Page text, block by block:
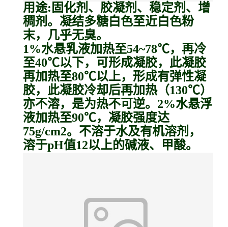
用途:固化剂、胶凝剂、稳定剂、增
稠剂。凝结多糖白色至近白色粉
末，几乎无臭。
1%水悬乳液加热至54~78℃，再冷
至40℃以下，可形成凝胶，此凝胶
再加热至80℃以上，形成有弹性凝
胶，此凝胶冷却后再加热（130℃）
亦不溶，是为热不可逆。2%水悬浮
液加热至90℃，凝胶强度达
75g/cm2。不溶于水及有机溶剂，
溶于pH值12以上的碱液、甲酸。